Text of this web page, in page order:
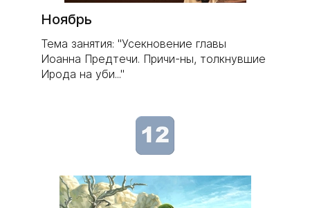
Ноябрь
Тема занятия: "Усекновение главы
Иоанна Предтечи. Причи-ны, толкнувшие
Ирода на уби..."